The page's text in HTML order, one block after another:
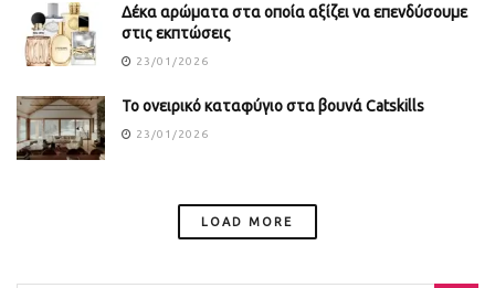
Δέκα αρώματα στα οποία αξίζει να επενδύσουμε
στις εκπτώσεις
23/01/2026
Το ονειρικό καταφύγιο στα βουνά Catskills
23/01/2026
LOAD MORE